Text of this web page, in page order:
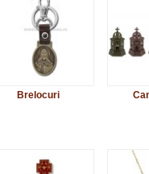
Brelocuri